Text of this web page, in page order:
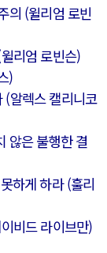
의 (윌리엄 로빈
리엄 로빈슨)
)
(알렉스 캘리니코
않은 불행한 결
하게 하라 (훌리
비드 라이브만)